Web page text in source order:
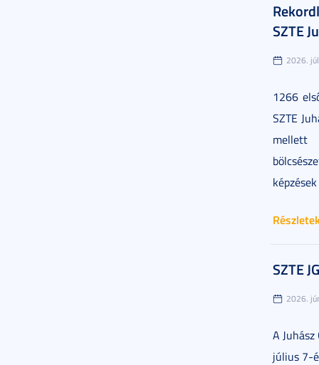
SZTE
2026.
1266
SZTE
mellett
SZTE
2026.
A
július 7-